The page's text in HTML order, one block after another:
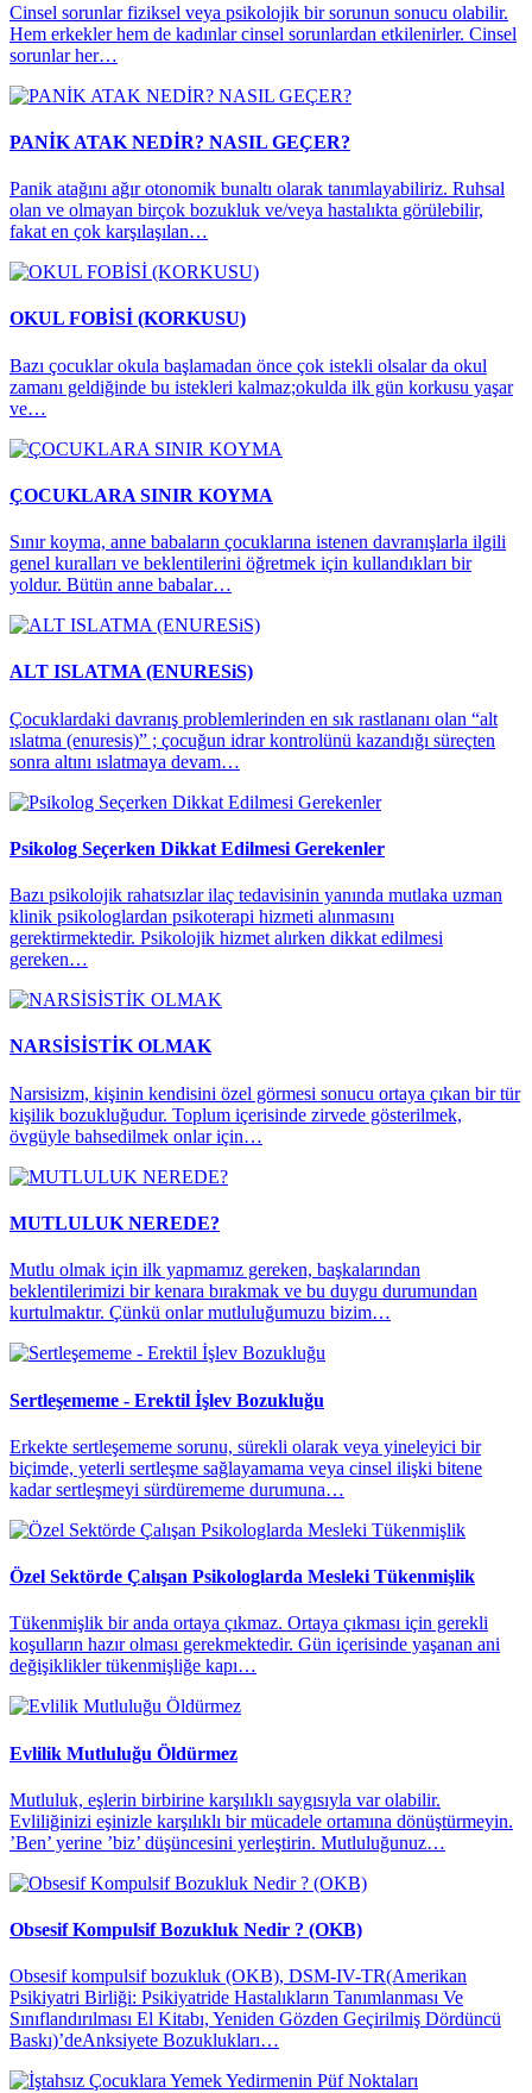
Cinsel sorunlar fiziksel veya psikolojik bir sorunun sonucu olabilir.
Hem erkekler hem de kadınlar cinsel sorunlardan etkilenirler. Cinsel
sorunlar her…
PANİK ATAK NEDİR? NASIL GEÇER?
Panik atağını ağır otonomik bunaltı olarak tanımlayabiliriz. Ruhsal
olan ve olmayan birçok bozukluk ve/veya hastalıkta görülebilir,
fakat en çok karşılaşılan…
OKUL FOBİSİ (KORKUSU)
Bazı çocuklar okula başlamadan önce çok istekli olsalar da okul
zamanı geldiğinde bu istekleri kalmaz;okulda ilk gün korkusu yaşar
ve…
ÇOCUKLARA SINIR KOYMA
Sınır koyma, anne babaların çocuklarına istenen davranışlarla ilgili
genel kuralları ve beklentilerini öğretmek için kullandıkları bir
yoldur. Bütün anne babalar…
ALT ISLATMA (ENURESiS)
Çocuklardaki davranış problemlerinden en sık rastlananı olan “alt
ıslatma (enuresis)” ; çocuğun idrar kontrolünü kazandığı süreçten
sonra altını ıslatmaya devam…
Psikolog Seçerken Dikkat Edilmesi Gerekenler
Bazı psikolojik rahatsızlar ilaç tedavisinin yanında mutlaka uzman
klinik psikologlardan psikoterapi hizmeti alınmasını
gerektirmektedir. Psikolojik hizmet alırken dikkat edilmesi
gereken…
NARSİSİSTİK OLMAK
Narsisizm, kişinin kendisini özel görmesi sonucu ortaya çıkan bir tür
kişilik bozukluğudur. Toplum içerisinde zirvede gösterilmek,
övgüyle bahsedilmek onlar için…
MUTLULUK NEREDE?
Mutlu olmak için ilk yapmamız gereken, başkalarından
beklentilerimizi bir kenara bırakmak ve bu duygu durumundan
kurtulmaktır. Çünkü onlar mutluluğumuzu bizim…
Sertleşememe - Erektil İşlev Bozukluğu
Erkekte sertleşememe sorunu, sürekli olarak veya yineleyici bir
biçimde, yeterli sertleşme sağlayamama veya cinsel ilişki bitene
kadar sertleşmeyi sürdürememe durumuna…
Özel Sektörde Çalışan Psikologlarda Mesleki Tükenmişlik
Tükenmişlik bir anda ortaya çıkmaz. Ortaya çıkması için gerekli
koşulların hazır olması gerekmektedir. Gün içerisinde yaşanan ani
değişiklikler tükenmişliğe kapı…
Evlilik Mutluluğu Öldürmez
Mutluluk, eşlerin birbirine karşılıklı saygısıyla var olabilir.
Evliliğinizi eşinizle karşılıklı bir mücadele ortamına dönüştürmeyin.
’Ben’ yerine ’biz’ düşüncesini yerleştirin. Mutluluğunuz…
Obsesif Kompulsif Bozukluk Nedir ? (OKB)
Obsesif kompulsif bozukluk (OKB), DSM-IV-TR(Amerikan
Psikiyatri Birliği: Psikiyatride Hastalıkların Tanımlanması Ve
Sınıflandırılması El Kitabı, Yeniden Gözden Geçirilmiş Dördüncü
Baskı)’deAnksiyete Bozuklukları…